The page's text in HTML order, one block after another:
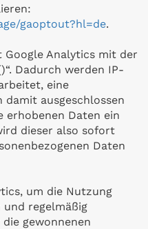
gaoptout?hl=de.
Google Analytics mit der
Dadurch werden IP-
eine
damit ausgeschlossen
erhobenen Daten ein
dieser also sofort
Daten
um die Nutzung
und regelmäßig
gewonnenen